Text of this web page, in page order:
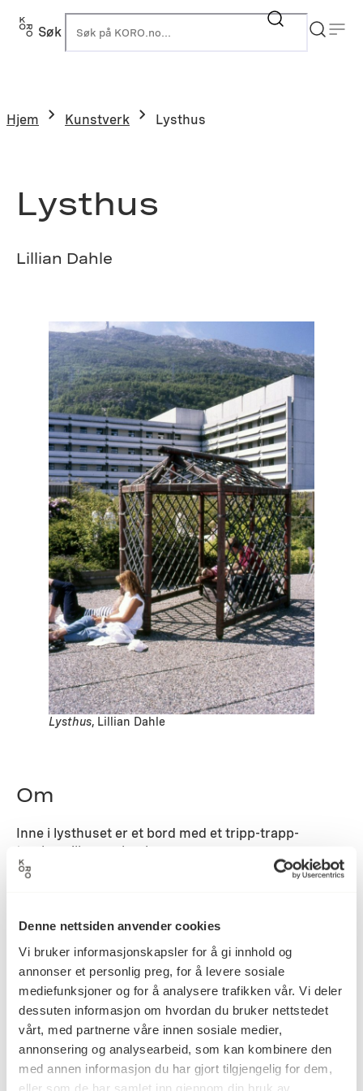
Denne nettsiden anvender cookies
Vi bruker informasjonskapsler for å gi innhold og
annonser et personlig preg, for å levere sosiale
mediefunksjoner og for å analysere trafikken vår. Vi deler
dessuten informasjon om hvordan du bruker nettstedet
vårt, med partnerne våre innen sosiale medier,
annonsering og analysearbeid, som kan kombinere den
med annen informasjon du har gjort tilgjengelig for dem,
eller som de har samlet inn gjennom din bruk av
Hopp
Søk
Hjem Kunstverk Lysthus
Lysthus
Lillian Dahle
Lysthus, Lillian Dahle
Om
Inne i lysthuset er et bord med et tripp-trapp-
treskospill og en benk.
Datering 1985
Lillian Dahle
Kategori Skulptur